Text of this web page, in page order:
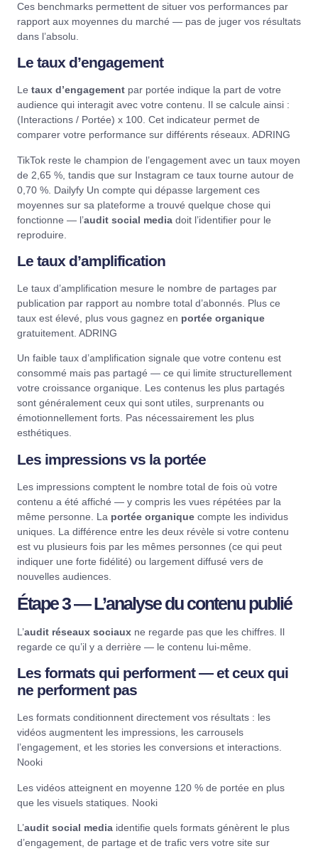
Ces benchmarks permettent de situer vos performances par
rapport aux moyennes du marché — pas de juger vos résultats
dans l’absolu.
Le taux d’engagement
Le taux d’engagement par portée indique la part de votre
audience qui interagit avec votre contenu. Il se calcule ainsi :
(Interactions / Portée) x 100. Cet indicateur permet de
comparer votre performance sur différents réseaux. ADRING
TikTok reste le champion de l’engagement avec un taux moyen
de 2,65 %, tandis que sur Instagram ce taux tourne autour de
0,70 %. Dailyfy Un compte qui dépasse largement ces
moyennes sur sa plateforme a trouvé quelque chose qui
fonctionne — l’audit social media doit l’identifier pour le
reproduire.
Le taux d’amplification
Le taux d’amplification mesure le nombre de partages par
publication par rapport au nombre total d’abonnés. Plus ce
taux est élevé, plus vous gagnez en portée organique
gratuitement. ADRING
Un faible taux d’amplification signale que votre contenu est
consommé mais pas partagé — ce qui limite structurellement
votre croissance organique. Les contenus les plus partagés
sont généralement ceux qui sont utiles, surprenants ou
émotionnellement forts. Pas nécessairement les plus
esthétiques.
Les impressions vs la portée
Les impressions comptent le nombre total de fois où votre
contenu a été affiché — y compris les vues répétées par la
même personne. La portée organique compte les individus
uniques. La différence entre les deux révèle si votre contenu
est vu plusieurs fois par les mêmes personnes (ce qui peut
indiquer une forte fidélité) ou largement diffusé vers de
nouvelles audiences.
Étape 3 — L’analyse du contenu publié
L’audit réseaux sociaux ne regarde pas que les chiffres. Il
regarde ce qu’il y a derrière — le contenu lui-même.
Les formats qui performent — et ceux qui
ne performent pas
Les formats conditionnent directement vos résultats : les
vidéos augmentent les impressions, les carrousels
l’engagement, et les stories les conversions et interactions.
Nooki
Les vidéos atteignent en moyenne 120 % de portée en plus
que les visuels statiques. Nooki
L’audit social media identifie quels formats génèrent le plus
d’engagement, de partage et de trafic vers votre site sur